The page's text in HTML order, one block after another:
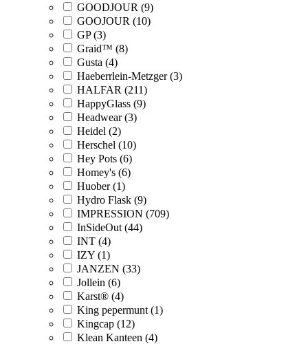
GOODJOUR (9)
GOOJOUR (10)
GP (3)
Graid™ (8)
Gusta (4)
Haeberrlein-Metzger (3)
HALFAR (211)
HappyGlass (9)
Headwear (3)
Heidel (2)
Herschel (10)
Hey Pots (6)
Homey's (6)
Huober (1)
Hydro Flask (9)
IMPRESSION (709)
InSideOut (44)
INT (4)
IZY (1)
JANZEN (33)
Jollein (6)
Karst® (4)
King pepermunt (1)
Kingcap (12)
Klean Kanteen (4)